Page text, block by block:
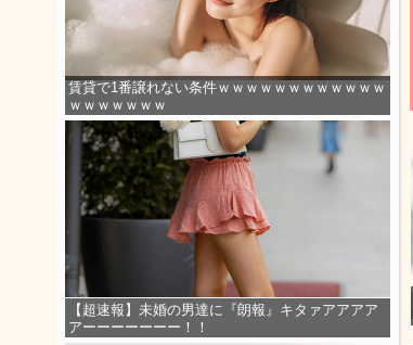
賃貸で1番譲れない条件ｗｗｗｗｗｗｗｗｗｗｗｗ
ｗｗｗｗｗｗｗ
【超速報】未婚の男達に『朗報』キタァアアアア
アーーーーーーー！！